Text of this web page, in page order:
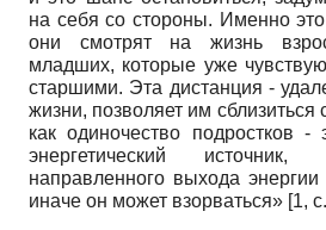
на себя со стороны. Именно
они смотрят на жизнь
младших, которые уже
старшими. Эта дистанция -
жизни, позволяет им сблизиться
как одиночество подростков -
энергетический источник,
направленного выхода энергии
иначе он может взорваться» [1,